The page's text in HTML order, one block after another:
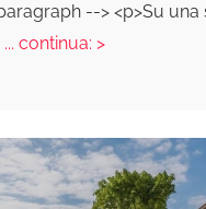
--> <p>Su una
... continua: >